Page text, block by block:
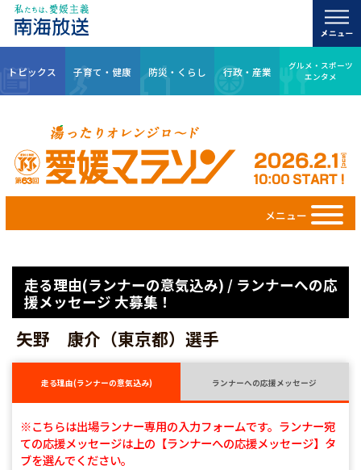
トピックス 子育て・健康 防災・くらし 行政・産業
グルメ・スポーツ
エンタメ
メニュー
走る理由(ランナーの意気込み) / ランナーへの応
援メッセージ 大募集！
矢野 康介（東京都）選手
走る理由(ランナーの意気込み) ランナーへの応援メッセージ
※こちらは出場ランナー専用の入力フォームです。ランナー宛
ての応援メッセージは上の【ランナーへの応援メッセージ】タ
ブを選んでください。